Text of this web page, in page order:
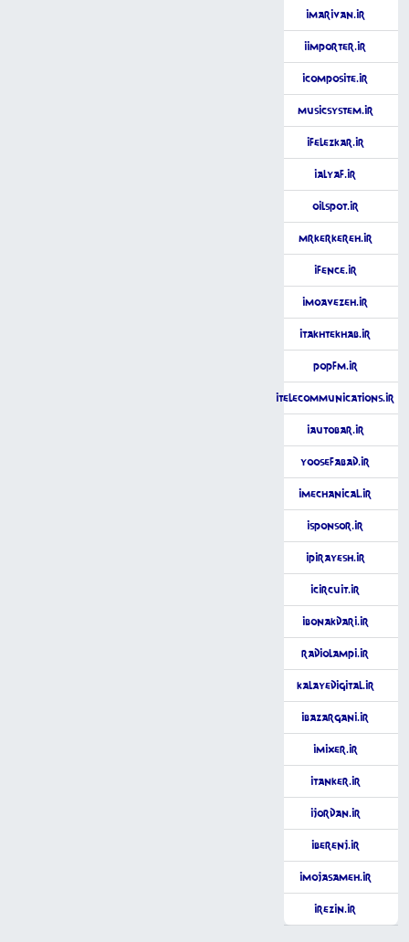
iMarivan.ir
iimporter.ir
iComposite.ir
MusicSystem.ir
iFelezKar.ir
iAlyaf.ir
OilSpot.ir
MrKerkereh.ir
iFence.ir
iMoavezeh.ir
iTakhtekhab.ir
POPfm.ir
iTelecommunications.ir
iAutobar.ir
YoosefAbad.ir
iMechanical.ir
iSponsor.ir
iPirayesh.ir
iCircuit.ir
iBonakdari.ir
RadioLampi.ir
KalayeDigital.ir
iBazargani.ir
iMixer.ir
iTanker.ir
iJordan.ir
iBerenj.ir
iMojasameh.ir
iRezin.ir